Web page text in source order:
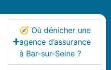
🧭 Où dénicher une
agence d’assurance
à Bar-sur-Seine ?